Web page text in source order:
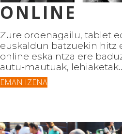
ONLINE
Zure ordenagailu, tablet
euskaldun batzuekin hitz
online eskaintza ere
autu-mautuak,
EMAN IZENA